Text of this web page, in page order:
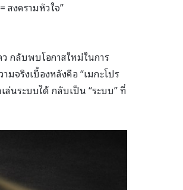
สงครามหัวใจ”
กลับพบโอกาสใหม่ในการ
จริงเบื้องหลังคือ “เมกะโปร
นระบบได้ กลับเป็น “ระบบ” ที่